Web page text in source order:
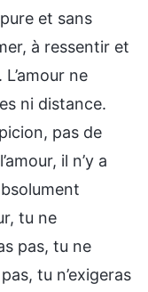
et sans
à ressentir et
ne
ni distance.
pas de
il n’y a
tu ne
pas, tu ne
tu n’exigeras